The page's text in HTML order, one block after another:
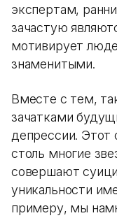
экспертам,
зачастую
мотивирует
знаменитыми.
Вместе с тем,
зачатками
депрессии. Этот
столь многие
совершают
уникальности
примеру, мы